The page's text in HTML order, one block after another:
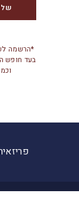
*הרשמה
בעד חופש